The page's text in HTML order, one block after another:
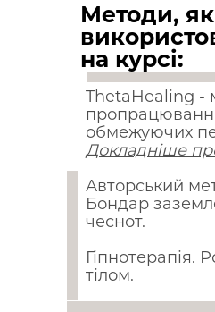
Методи,
на курсі:
ThetaHealing -
обмежуючих
Докладніше
Авторський
Бондар
чеснот.
Гіпнотерапія.
тілом.
Докладніше